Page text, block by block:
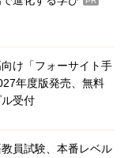
け「フォーサイト手
年度版発売、無料
受付
教員試験、本番レベル